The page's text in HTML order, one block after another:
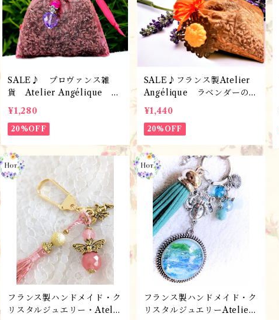
SALE♪ プロヴァンス雑
貨 Atelier Angélique ラ
ベンダーのサシェ（ポプリ）
＆チャーム・キーホルダー/
ハンドメイド・クリスタルジ
NG23-SCPL02
¥1,280
20%OFF
SALE♪フランス製Atelier
Angélique ラベンダーのサ
シェ（ポプリ）＆チャーム・
キーホルダー/ハンドメイ
ド・クリスタルジュエリー/
RO08
¥1,440
20%OFF
フランス製ハンドメイド・ク
リスタルジュエリー・Atelie
フランス製ハンドメイド・ク
リスタルジュエリーAtelier